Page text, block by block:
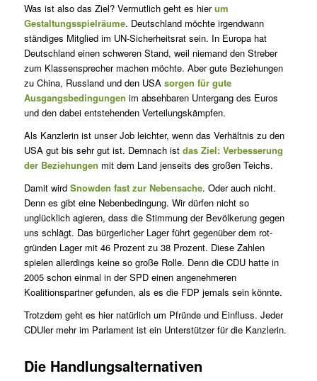
Was ist also das Ziel? Vermutlich geht es hierum
Gestaltungsspielräume. Deutschland möchte irgendwann
ständiges Mitglied im UN-Sicherheitsrat sein. In Europa hat
Deutschland einen schweren Stand, weil niemand den Streber
zum Klassensprecher machen möchte. Aber gute Beziehungen
zu China, Russland und den USA sorgen für gute
Ausgangsbedingungen im absehbaren Untergang des Euros
und den dabei entstehenden Verteilungskämpfen.
Als Kanzlerin ist unser Job leichter, wenn das Verhältnis zu den
USA gut bis sehr gut ist. Demnach ist das Ziel: Verbesserung
der Beziehungen mit dem Land jenseits des großen Teichs.
Damit wird Snowden fast zur Nebensache. Oder auch nicht.
Denn es gibt eine Nebenbedingung. Wir dürfen nicht so
unglücklich agieren, dass die Stimmung der Bevölkerung gegen
uns schlägt. Das bürgerlicher Lager führt gegenüber dem rot-
gründen Lager mit 46 Prozent zu 38 Prozent. Diese Zahlen
spielen allerdings keine so große Rolle. Denn die CDU hatte in
2005 schon einmal in der SPD einen angenehmeren
Koalitionspartner gefunden, als es die FDP jemals sein könnte.
Trotzdem geht es hier natürlich um Pfründe und Einfluss. Jeder
CDUler mehr im Parlament ist ein Unterstützer für die Kanzlerin.
Die Handlungsalternativen